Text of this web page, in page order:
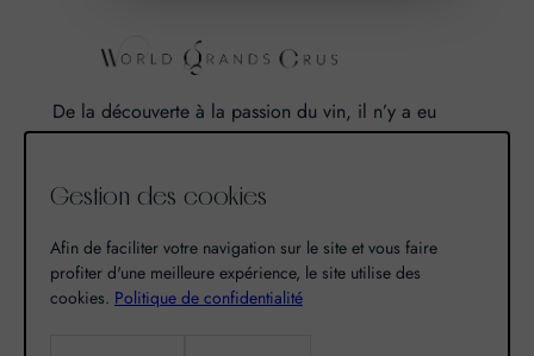
De la découverte à la passion du vin, il n’y a eu
qu’un pas. Un pas que nous avons franchi en faisant
là est né World Grands Crus avec pour mission de
nos terroirs.
Gestion des cookies
Afin de faciliter votre navigation sur le site et vous faire
profiter d'une meilleure expérience, le site utilise des
cookies. Politique de confidentialité